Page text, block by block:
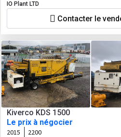
IO Plant LTD
Contacter le
Kiverco KDS 1500
Le prix à négocier
2015
2200